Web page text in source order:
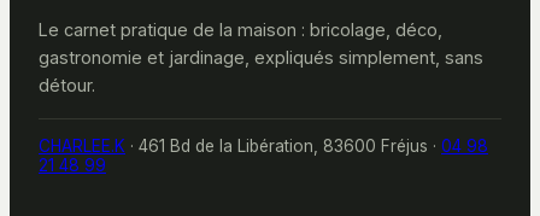
Le carnet pratique de la maison : bricolage, déco,
gastronomie et jardinage, expliqués simplement, sans
détour.
CHARLEE.K · 461 Bd de la Libération, 83600 Fréjus · 04 98
21 48 99